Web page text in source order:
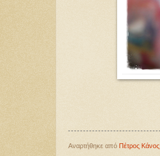
Αναρτήθηκε από Πέτρος Κάνος